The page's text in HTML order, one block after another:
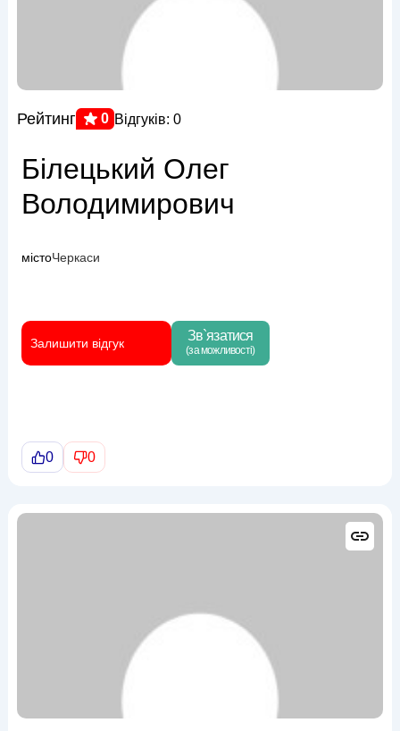
Рейтинг 0 Відгуків: 0
Білецький Олег
Володимирович
містоЧеркаси
Залишити відгук Зв`язатися
(за можливості)
0 0